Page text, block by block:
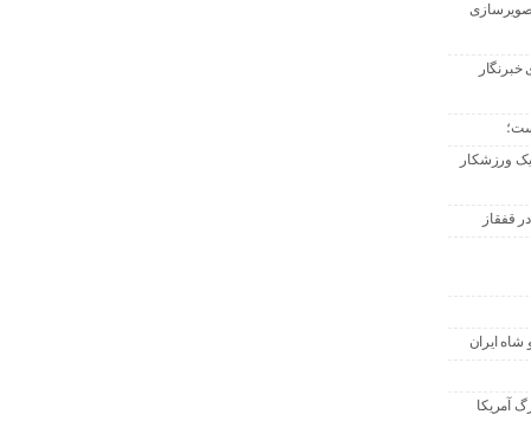
یک ورزشکار
قفقاز
ایران
آمریکا